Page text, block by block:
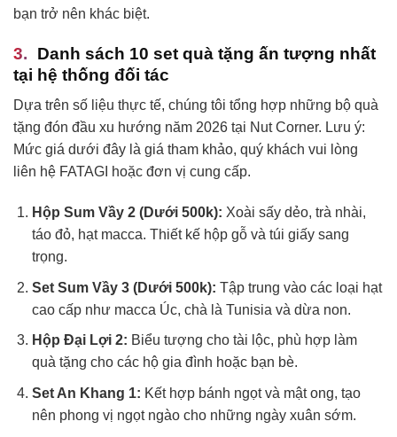
bạn trở nên khác biệt.
Danh sách 10 set quà tặng ấn tượng nhất
tại hệ thống đối tác
Dựa trên số liệu thực tế, chúng tôi tổng hợp những bộ quà
tặng đón đầu xu hướng năm 2026 tại Nut Corner. Lưu ý:
Mức giá dưới đây là giá tham khảo, quý khách vui lòng
liên hệ FATAGI hoặc đơn vị cung cấp.
Hộp Sum Vầy 2 (Dưới 500k): Xoài sấy dẻo, trà nhài,
táo đỏ, hạt macca. Thiết kế hộp gỗ và túi giấy sang
trọng.
Set Sum Vầy 3 (Dưới 500k): Tập trung vào các loại hạt
cao cấp như macca Úc, chà là Tunisia và dừa non.
Hộp Đại Lợi 2: Biểu tượng cho tài lộc, phù hợp làm
quà tặng cho các hộ gia đình hoặc bạn bè.
Set An Khang 1: Kết hợp bánh ngọt và mật ong, tạo
nên phong vị ngọt ngào cho những ngày xuân sớm.